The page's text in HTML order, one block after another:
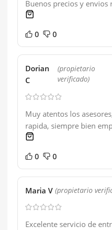
Buenos precios y envios
0 0
Dorian
C
(propietario
verificado)
Muy atentos los
rapida, siempre bien
0 0
Maria V (propietario
Excelente servicio de